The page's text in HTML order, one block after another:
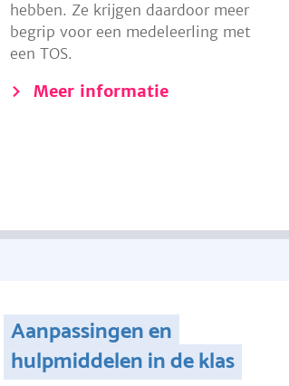
hebben. Ze krijgen daardoor meer
begrip voor een medeleerling met
een TOS.
Meer informatie
Aanpassingen en
hulpmiddelen in de klas